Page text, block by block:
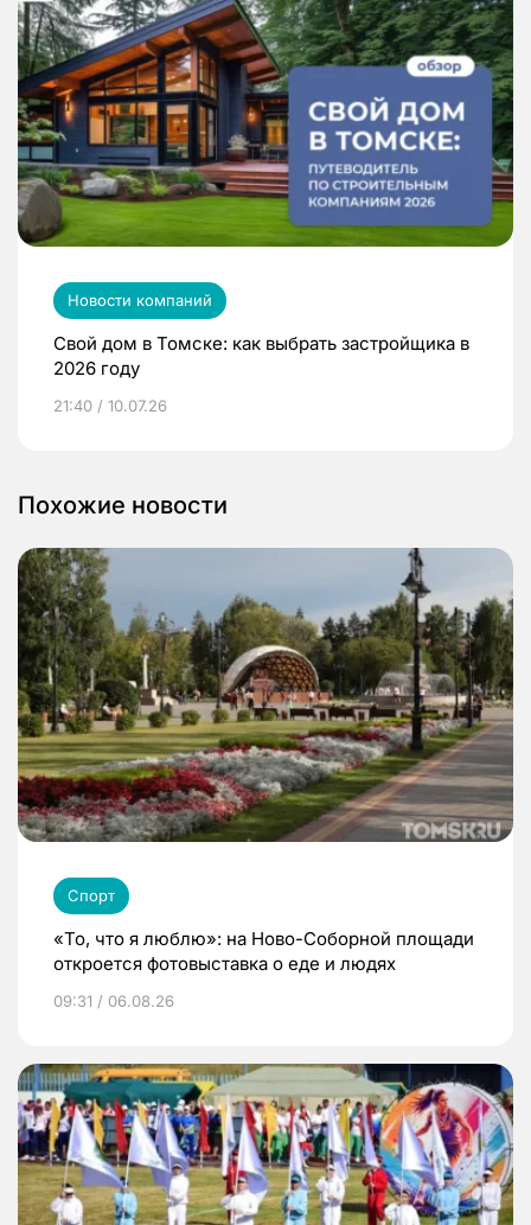
Новости компаний
Свой дом в Томске: как выбрать застройщика в
2026 году
21:40 / 10.07.26
Похожие новости
Спорт
«То, что я люблю»: на Ново-Соборной площади
откроется фотовыставка о еде и людях
09:31 / 06.08.26